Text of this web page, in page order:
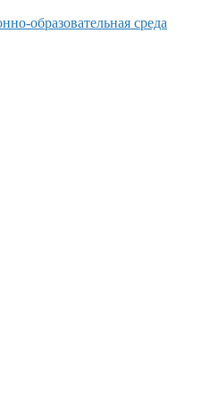
образовательная среда